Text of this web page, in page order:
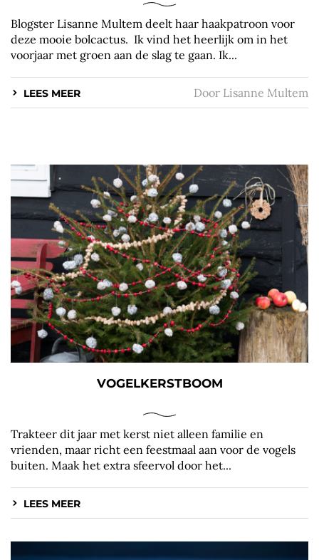
Blogster Lisanne Multem deelt haar haakpatroon voor
deze mooie bolcactus. Ik vind het heerlijk om in het
voorjaar met groen aan de slag te gaan. Ik...
LEES MEER Door Lisanne Multem
VOGELKERSTBOOM
Trakteer dit jaar met kerst niet alleen familie en
vrienden, maar richt een feestmaal aan voor de vogels
buiten. Maak het extra sfeervol door het...
LEES MEER